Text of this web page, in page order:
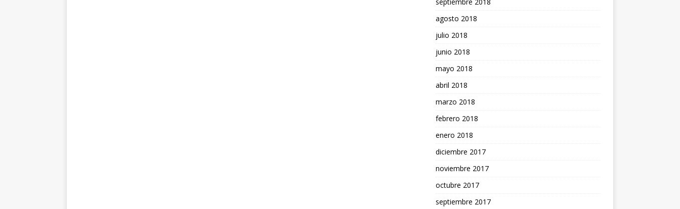
agosto 2018
julio 2018
junio 2018
mayo 2018
abril 2018
marzo 2018
febrero 2018
enero 2018
diciembre 2017
noviembre 2017
octubre 2017
septiembre 2017